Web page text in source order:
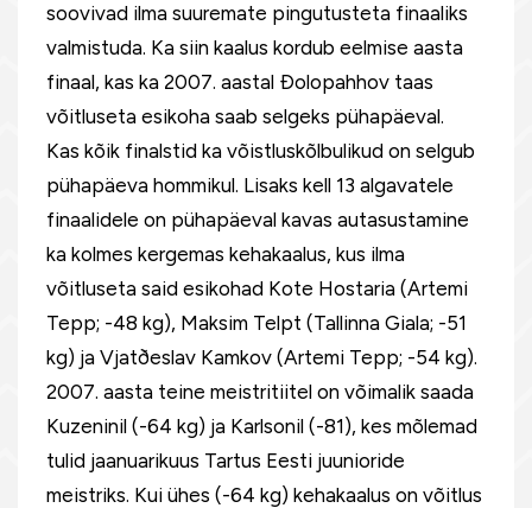
soovivad ilma suuremate pingutusteta finaaliks
valmistuda. Ka siin kaalus kordub eelmise aasta
finaal, kas ka 2007. aastal Ðolopahhov taas
võitluseta esikoha saab selgeks pühapäeval.
Kas kõik finalstid ka võistluskõlbulikud on selgub
pühapäeva hommikul. Lisaks kell 13 algavatele
finaalidele on pühapäeval kavas autasustamine
ka kolmes kergemas kehakaalus, kus ilma
võitluseta said esikohad Kote Hostaria (Artemi
Tepp; -48 kg), Maksim Telpt (Tallinna Giala; -51
kg) ja Vjatðeslav Kamkov (Artemi Tepp; -54 kg).
2007. aasta teine meistritiitel on võimalik saada
Kuzeninil (-64 kg) ja Karlsonil (-81), kes mõlemad
tulid jaanuarikuus Tartus Eesti juunioride
meistriks. Kui ühes (-64 kg) kehakaalus on võitlus